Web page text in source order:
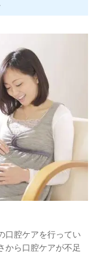
口腔ケアを行ってい
から口腔ケアが不足